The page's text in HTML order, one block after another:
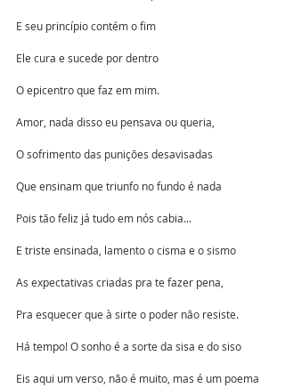
E seu princípio contém o fim
Ele cura e sucede por dentro
O epicentro que faz em mim.
Amor, nada disso eu pensava ou queria,
O sofrimento das punições desavisadas
Que ensinam que triunfo no fundo é nada
Pois tão feliz já tudo em nós cabia...
E triste ensinada, lamento o cisma e o sismo
As expectativas criadas pra te fazer pena,
Pra esquecer que à sirte o poder não resiste.
Há tempo! O sonho é a sorte da sisa e do siso
Eis aqui um verso, não é muito, mas é um poema